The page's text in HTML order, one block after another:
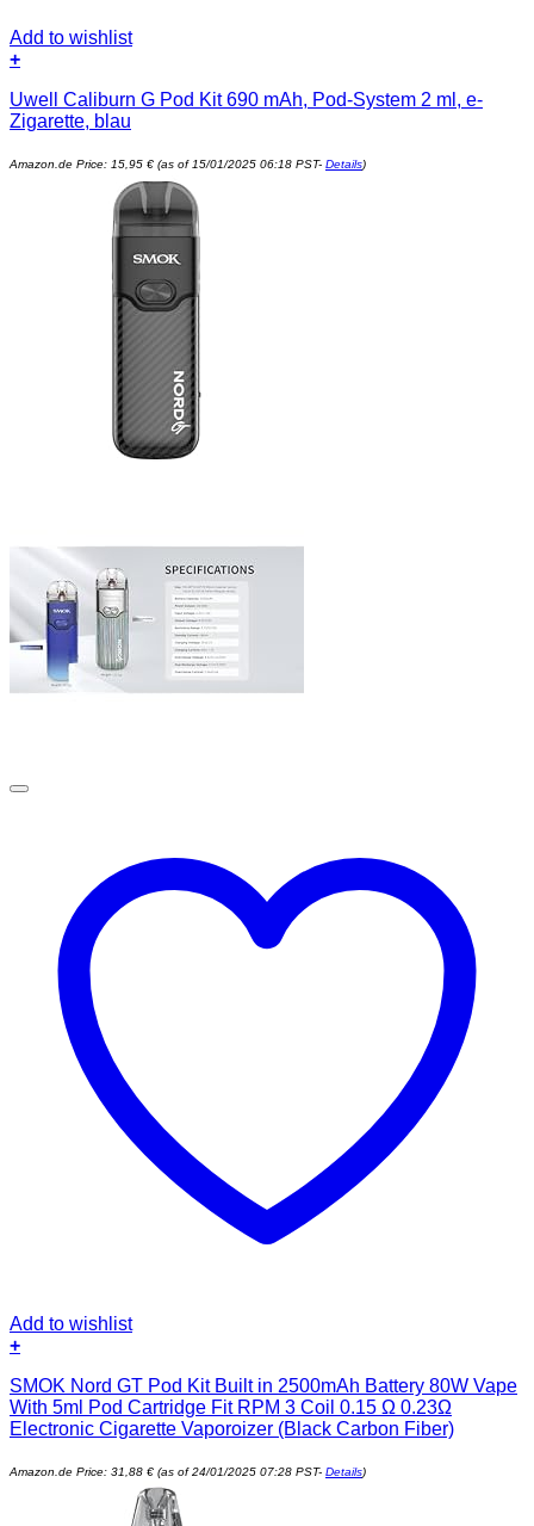
Add to wishlist
+
Uwell Caliburn G Pod Kit 690 mAh, Pod-System 2 ml, e-
Zigarette, blau
Amazon.de Price: 15,95 € (as of 15/01/2025 06:18 PST- Details)
Add to wishlist
+
SMOK Nord GT Pod Kit Built in 2500mAh Battery 80W Vape
With 5ml Pod Cartridge Fit RPM 3 Coil 0.15 Ω 0.23Ω
Electronic Cigarette Vaporoizer (Black Carbon Fiber)
Amazon.de Price: 31,88 € (as of 24/01/2025 07:28 PST- Details)